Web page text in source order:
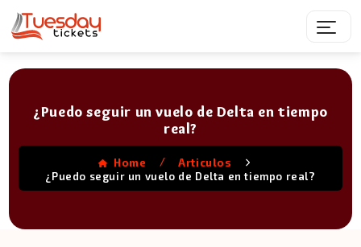
¿Puedo seguir un vuelo de Delta en tiempo
real?
Home /
Articulos
¿Puedo seguir un vuelo de Delta en tiempo real?